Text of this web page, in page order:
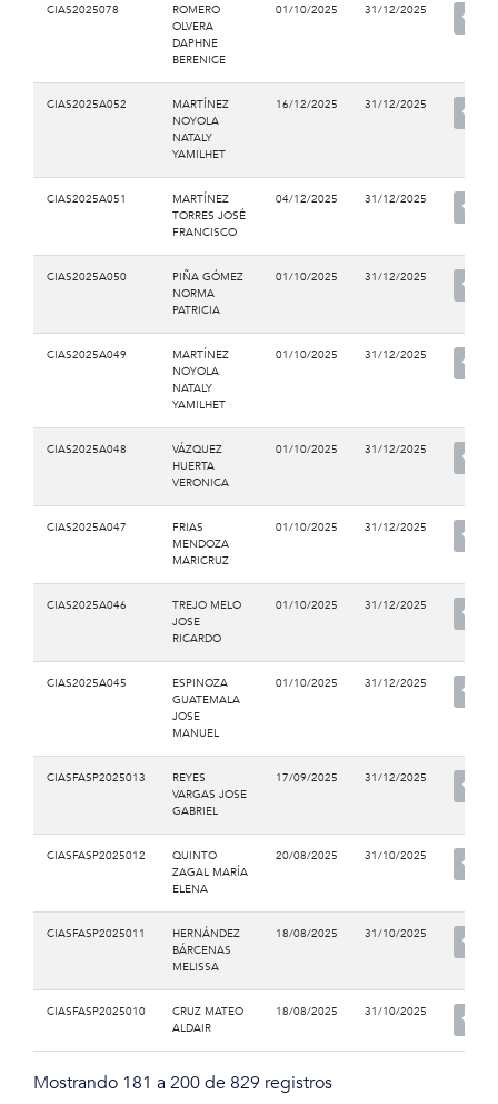
CIAS2025078
ROMERO
OLVERA
DAPHNE
BERENICE
01/10/2025 31/12/2025
CIAS2025A052
MARTÍNEZ
NOYOLA
NATALY
YAMILHET
16/12/2025 31/12/2025
CIAS2025A051
MARTÍNEZ
TORRES JOSÉ
FRANCISCO
04/12/2025 31/12/2025
CIAS2025A050
PIÑA GÓMEZ
NORMA
PATRICIA
01/10/2025 31/12/2025
CIAS2025A049
MARTÍNEZ
NOYOLA
NATALY
YAMILHET
01/10/2025 31/12/2025
CIAS2025A048
VÁZQUEZ
HUERTA
VERONICA
01/10/2025 31/12/2025
CIAS2025A047
FRIAS
MENDOZA
MARICRUZ
01/10/2025 31/12/2025
CIAS2025A046
TREJO MELO
JOSE
RICARDO
01/10/2025 31/12/2025
CIAS2025A045
ESPINOZA
GUATEMALA
JOSE
MANUEL
01/10/2025 31/12/2025
CIASFASP2025013
REYES
VARGAS JOSE
GABRIEL
17/09/2025 31/12/2025
CIASFASP2025012
QUINTO
ZAGAL MARÍA
ELENA
20/08/2025 31/10/2025
CIASFASP2025011
HERNÁNDEZ
BÁRCENAS
MELISSA
18/08/2025 31/10/2025
CIASFASP2025010
CRUZ MATEO
ALDAIR
18/08/2025 31/10/2025
Mostrando 181 a 200 de 829 registros